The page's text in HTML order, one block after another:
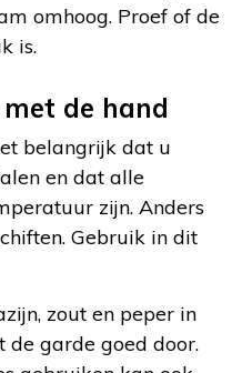
omhoog. Proef of de
is.
de hand
belangrijk dat u
en dat alle
zijn. Anders
Gebruik in dit
zout en peper in
de garde goed door.